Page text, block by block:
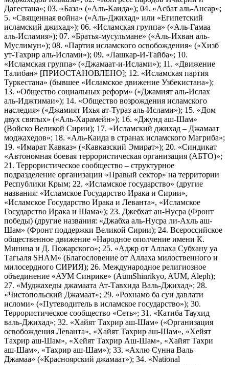
Дагестана»; 03. «База» («Аль-Каида»); 04. «Асбат аль-Ансар»;
5. «Священная война» («Аль-Джихад» или «Египетский
исламский джихад»); 06. «Исламская группа» («Аль-Гамаа
аль-Исламия»); 07. «Братья-мусульмане» («Аль-Ихван аль-
Муслимун»); 08. «Партия исламского освобождения» («Хизб
ут-Тахрир аль-Ислами»); 09. «Лашкар-И-Тайба»; 10.
«Исламская группа» («Джамаат-и-Ислами»); 11. «Движение
Талибан» [ПРИОСТАНОВЛЕНО]; 12. «Исламская партия
Туркестана» (бывшее «Исламское движение Узбекистана»);
13. «Общество социальных реформ» («Джамият аль-Ислах
аль-Иджтимаи»); 14. «Общество возрождения исламского
наследия» («Джамият Ихья ат-Тураз аль-Ислами»); 15. «Дом
двух святых» («Аль-Харамейн»); 16. «Джунд аш-Шам»
(Войско Великой Сирии); 17. «Исламский джихад – Джамаат
моджахедов»; 18. «Аль-Каида в странах исламского Магриба»;
19. «Имарат Кавказ» («Кавказский Эмират»); 20. «Синдикат
«Автономная боевая террористическая организация (АБТО)»;
21. Террористическое сообщество – структурное
подразделение организации «Правый сектор» на территории
Республики Крым; 22. «Исламское государство» (другие
названия: «Исламское Государство Ирака и Сирии»,
«Исламское Государство Ирака и Леванта», «Исламское
Государство Ирака и Шама»); 23. Джебхат ан-Нусра (Фронт
победы) (другие названия: «Джабха аль-Нусра ли-Ахль аш-
Шам» (Фронт поддержки Великой Сирии); 24. Всероссийское
общественное движение «Народное ополчение имени К.
Минина и Д. Пожарского»; 25. «Аджр от Аллаха Субхану уа
Тагьаля SHAM» (Благословение от Аллаха милоственного и
милосердного СИРИЯ); 26. Международное религиозное
объединение «АУМ Синрике» (AumShinrikyo, AUM, Aleph);
27. «Муджахеды джамаата Ат-Тавхида Валь-Джихад»; 28.
«Чистопольский Джамаат»; 29. «Рохнамо ба суи давлати
исломи» («Путеводитель в исламское государство»); 30.
Террористическое сообщество «Сеть»; 31. «Катиба Таухид
валь-Джихад»; 32. «Хайят Тахрир аш-Шам» («Организация
освобождения Леванта», «Хайят Тахрир аш-Шам», «Хейят
Тахрир аш-Шам», «Хейят Тахрир Аш-Шам», «Хайят Тахри
аш-Шам», «Тахрир аш-Шам»); 33. «Ахлю Сунна Валь
Джамаа» («Красноярский джамаат»); 34. «National